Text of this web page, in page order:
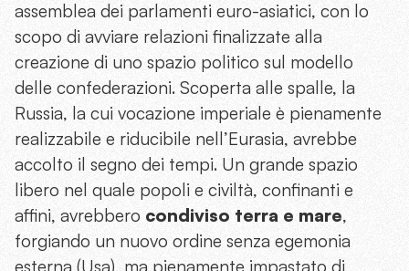
assemblea dei parlamenti euro-asiatici, con lo
scopo di avviare relazioni finalizzate alla
creazione di uno spazio politico sul modello
delle confederazioni. Scoperta alle spalle, la
Russia, la cui vocazione imperiale è pienamente
realizzabile e riducibile nell’Eurasia, avrebbe
accolto il segno dei tempi. Un grande spazio
libero nel quale popoli e civiltà, confinanti e
affini, avrebbero condiviso terra e mare,
forgiando un nuovo ordine senza egemonia
esterna (Usa), ma pienamente impastato di